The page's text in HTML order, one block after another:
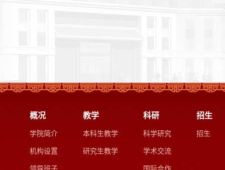
概况
学院简介
机构设置
教学
本科生教学
研究生教学
科研
科学研究
学术交流
招生
招生